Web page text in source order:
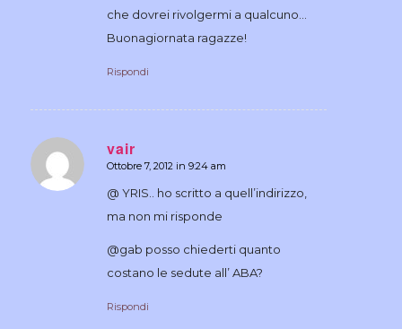
che dovrei rivolgermi a qualcuno…
Buonagiornata ragazze!
Rispondi
vair
dice:
Ottobre 7, 2012 in 9:24 am
@ YRIS.. ho scritto a quell’indirizzo,
ma non mi risponde
@gab posso chiederti quanto
costano le sedute all’ ABA?
Rispondi